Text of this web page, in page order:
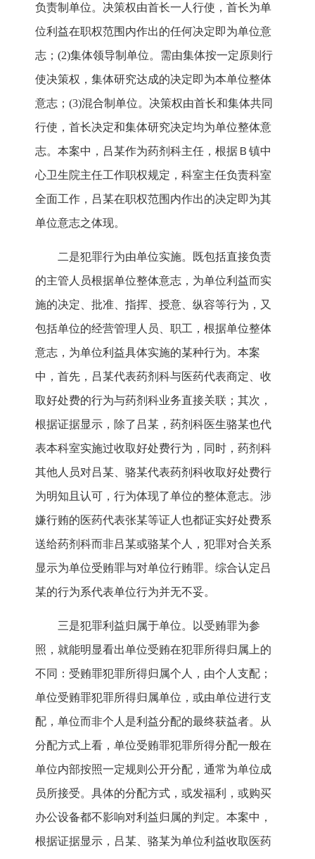
负责制单位。决策权由首长一人行使，首长为单
位利益在职权范围内作出的任何决定即为单位意
志；(2)集体领导制单位。需由集体按一定原则行
使决策权，集体研究达成的决定即为本单位整体
意志；(3)混合制单位。决策权由首长和集体共同
行使，首长决定和集体研究决定均为单位整体意
志。本案中，吕某作为药剂科主任，根据Ｂ镇中
心卫生院主任工作职权规定，科室主任负责科室
全面工作，吕某在职权范围内作出的决定即为其
单位意志之体现。
二是犯罪行为由单位实施。既包括直接负责
的主管人员根据单位整体意志，为单位利益而实
施的决定、批准、指挥、授意、纵容等行为，又
包括单位的经营管理人员、职工，根据单位整体
意志，为单位利益具体实施的某种行为。本案
中，首先，吕某代表药剂科与医药代表商定、收
取好处费的行为与药剂科业务直接关联；其次，
根据证据显示，除了吕某，药剂科医生骆某也代
表本科室实施过收取好处费行为，同时，药剂科
其他人员对吕某、骆某代表药剂科收取好处费行
为明知且认可，行为体现了单位的整体意志。涉
嫌行贿的医药代表张某等证人也都证实好处费系
送给药剂科而非吕某或骆某个人，犯罪对合关系
显示为单位受贿罪与对单位行贿罪。综合认定吕
某的行为系代表单位行为并无不妥。
三是犯罪利益归属于单位。以受贿罪为参
照，就能明显看出单位受贿在犯罪所得归属上的
不同：受贿罪犯罪所得归属个人，由个人支配；
单位受贿罪犯罪所得归属单位，或由单位进行支
配，单位而非个人是利益分配的最终获益者。从
分配方式上看，单位受贿罪犯罪所得分配一般在
单位内部按照一定规则公开分配，通常为单位成
员所接受。具体的分配方式，或发福利，或购买
办公设备都不影响对利益归属的判定。本案中，
根据证据显示，吕某、骆某为单位利益收取医药